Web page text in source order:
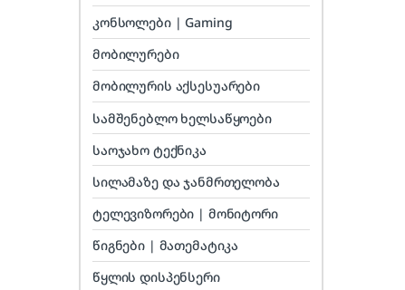
კონსოლები | Gaming
მობილურები
მობილურის აქსესუარები
სამშენებლო ხელსაწყოები
საოჯახო ტექნიკა
სილამაზე და ჯანმრთელობა
ტელევიზორები | მონიტორი
წიგნები | მათემატიკა
წყლის დისპენსერი